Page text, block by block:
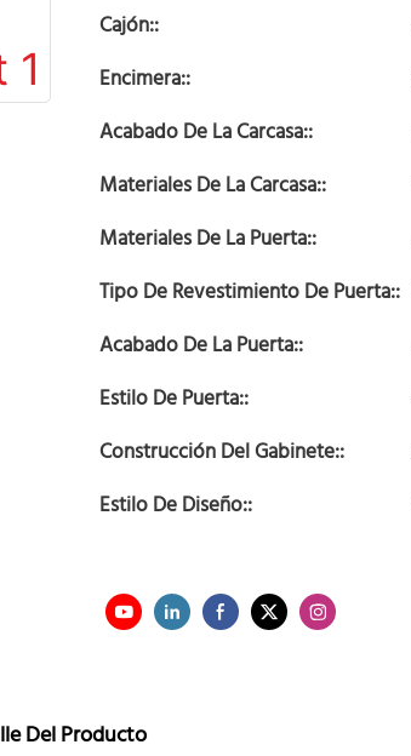
Cajón::
Encimera::
Acabado De La Carcasa::
Materiales De La Carcasa::
Materiales De La Puerta::
Tipo De Revestimiento De Puerta::
Acabado De La Puerta::
Estilo De Puerta::
Construcción Del Gabinete::
Estilo De Diseño::
Del Producto